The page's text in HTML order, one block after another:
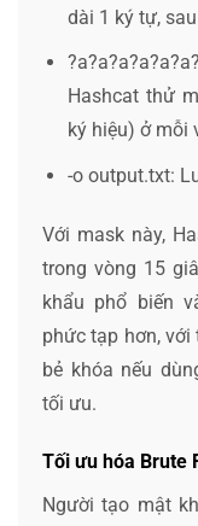
dài 1 ký tự,
Hashcat thử
ký hiệu) ở mỗi
-o output.txt:
Với mask này,
trong vòng 15
khẩu phổ biến
phức tạp hơn,
bẻ khóa nếu
tối ưu.
Tối ưu hóa Brute
Người tạo mật